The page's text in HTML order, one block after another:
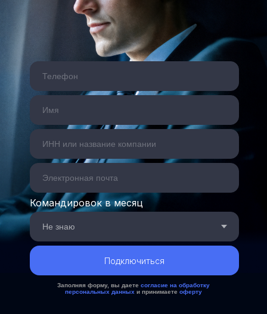
Заполняя форму, вы даете согласие на обработку
персональных данных и принимаете оферту
Командировок в месяц
Подключиться